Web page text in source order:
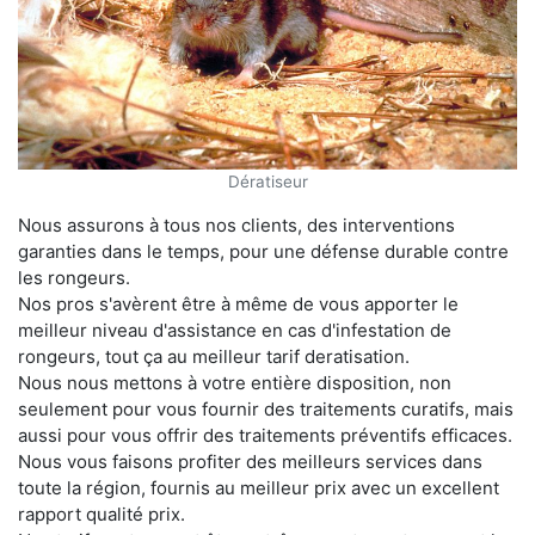
Dératiseur
Nous assurons à tous nos clients, des interventions
garanties dans le temps, pour une défense durable contre
les rongeurs.
Nos pros s'avèrent être à même de vous apporter le
meilleur niveau d'assistance en cas d'infestation de
rongeurs, tout ça au meilleur tarif deratisation.
Nous nous mettons à votre entière disposition, non
seulement pour vous fournir des traitements curatifs, mais
aussi pour vous offrir des traitements préventifs efficaces.
Nous vous faisons profiter des meilleurs services dans
toute la région, fournis au meilleur prix avec un excellent
rapport qualité prix.